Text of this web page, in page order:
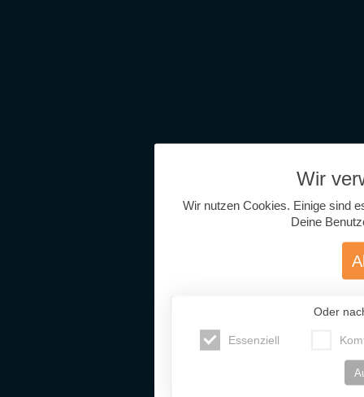
Wir
Wir nutzen Cookies. Einige sind
Deine
Oder
Essenziell